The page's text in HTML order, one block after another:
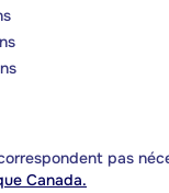
pas
Canada.